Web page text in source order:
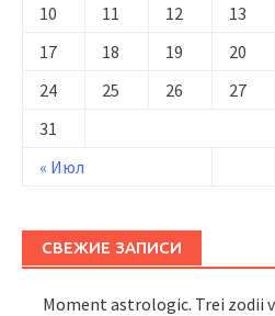
« Июл
10
11 12 13
17
18 19 20
24
25 26 27
31
СВЕЖИЕ ЗАПИСИ
Moment astrologic. Trei zodii